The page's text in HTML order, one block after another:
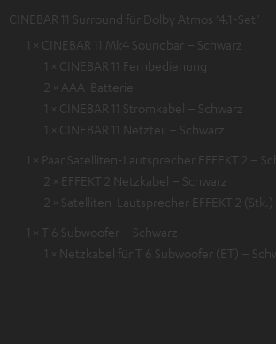
CINEBAR 11 Surround für Dolby Atmos "4.1-Set"
1 × CINEBAR 11 Mk4 Soundbar – Schwarz
1 × CINEBAR 11 Fernbedienung
2 × AAA-Batterie
1 × CINEBAR 11 Stromkabel – Schwarz
1 × CINEBAR 11 Netzteil – Schwarz
1 × Paar Satelliten-Lautsprecher EFFEKT 2 –
2 × EFFEKT 2 Netzkabel – Schwarz
2 × Satelliten-Lautsprecher EFFEKT 2
1 × T 6 Subwoofer – Schwarz
1 × Netzkabel für T 6 Subwoofer (ET) –